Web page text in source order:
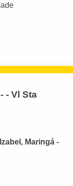
- Vl Sta
Maringá -